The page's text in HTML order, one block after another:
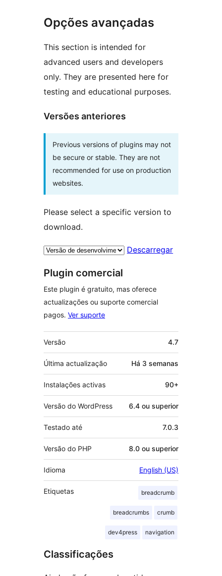
Opções avançadas
This section is intended for
advanced users and developers
only. They are presented here for
testing and educational purposes.
Versões anteriores
Previous versions of plugins may not
be secure or stable. They are not
recommended for use on production
websites.
Please select a specific version to
download.
Descarregar
Plugin comercial
Este plugin é gratuito, mas oferece
actualizações ou suporte comercial
pagos. Ver suporte
Metadados
Versão 4.7
Última actualização Há 3 semanas
Instalações activas 90+
Versão do WordPress 6.4 ou superior
Testado até 7.0.3
Versão do PHP 8.0 ou superior
Idioma English (US)
Etiquetas breadcrumb
breadcrumbs crumb
dev4press navigation
Classificações